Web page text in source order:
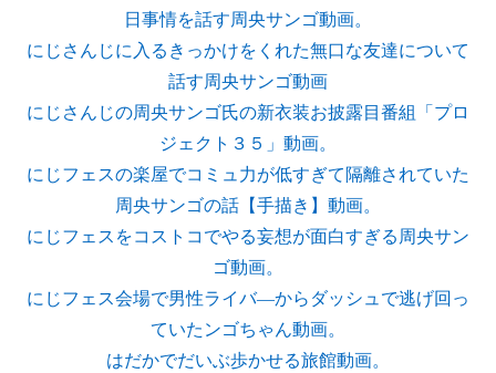
日事情を話す周央サンゴ動画。
にじさんじに入るきっかけをくれた無口な友達について
話す周央サンゴ動画
にじさんじの周央サンゴ氏の新衣装お披露目番組「プロ
ジェクト３５」動画。
にじフェスの楽屋でコミュ力が低すぎて隔離されていた
周央サンゴの話【手描き】動画。
にじフェスをコストコでやる妄想が面白すぎる周央サン
ゴ動画。
にじフェス会場で男性ライバ―からダッシュで逃げ回っ
ていたンゴちゃん動画。
はだかでだいぶ歩かせる旅館動画。